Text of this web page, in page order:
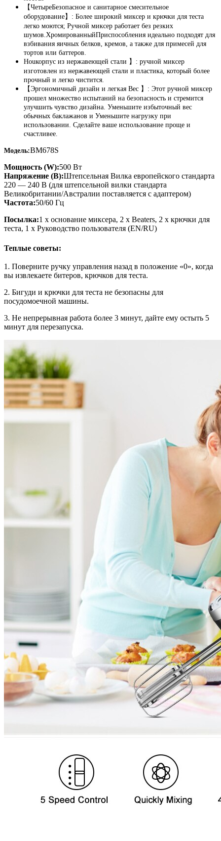
【ЧетыреБезопасное и санитарное смесительное
оборудование】: Более широкий миксер и крючки для теста
легко моются; Ручной миксер работает без резких
шумов. ХромированныйПриспособления идеально подходят для
взбивания яичных белков, кремов, а также для примесей для
тортов или баттеров.
Houкорпус из нержавеющей стали 】: ручной миксер
изготовлен из нержавеющей стали и пластика, который более
прочный и легко чистится.
【Эргономичный дизайн и легкая Вес 】: Этот ручной миксер
прошел множество испытаний на безопасность и стремится
улучшить чувство дизайна. Уменьшите избыточный вес
обычных баклажанов и Уменьшите нагрузку при
использовании. Сделайте ваше использование проще и
счастливее.
Модель:BM678S
Мощность (W):500 Вт
Напряжение (В):Штепсельная Вилка европейского стандарта
220 — 240 В (для штепсельной вилки стандарта
Великобритании/Австралии поставляется с адаптером)
Частота:50/60 Гц
Посылка:1 x основание миксера, 2 x Beaters, 2 x крючки для
теста, 1 x Руководство пользователя (EN/RU)
Теплые советы:
1. Поверните ручку управления назад в положение «0», когда
вы извлекаете битеров, крючков для теста.
2. Бигуди и крючки для теста не безопасны для
посудомоечной машины.
3. Не непрерывная работа более 3 минут, дайте ему остыть 5
минут для перезапуска.